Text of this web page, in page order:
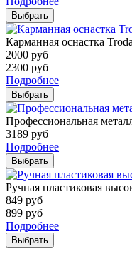
Выбрать
Карманная оснастка
2000 руб
2300 руб
Подробнее
Выбрать
Профессиональная
3189 руб
Подробнее
Выбрать
Ручная пластиковая
849 руб
899 руб
Подробнее
Выбрать